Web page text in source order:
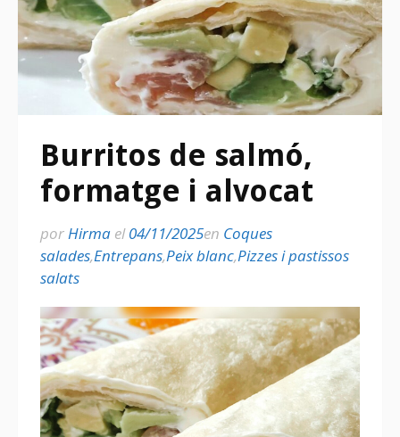
Burritos de salmó,
formatge i alvocat
porHirma el04/11/2025en Coques
salades,Entrepans,Peix blanc,Pizzes i pastissos
salats